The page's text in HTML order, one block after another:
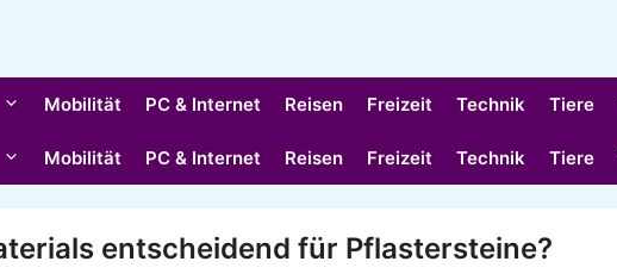
Mobilität PC & Internet Reisen Freizeit Technik Tiere
Mobilität PC & Internet Reisen Freizeit Technik Tiere
entscheidend für Pflastersteine?